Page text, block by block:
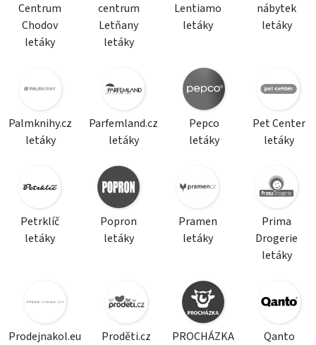
Centrum
Chodov
letáky
centrum
Letňany
letáky
Lentiamo
letáky
nábytek
letáky
Palmknihy.cz
letáky
Parfemland.cz
letáky
Pepco
letáky
Pet Center
letáky
Petrklíč
letáky
Popron
letáky
Pramen
letáky
Prima
Drogerie
letáky
Prodejnakol.eu
Proděti.cz
PROCHÁZKA
Qanto